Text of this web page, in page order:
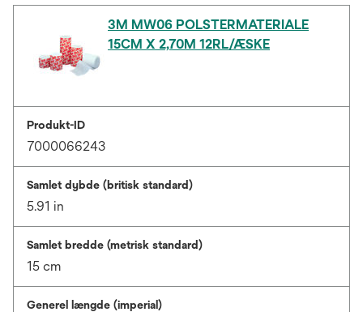
3M MW06 POLSTERMATERIALE
15CM X 2,70M 12RL/ÆSKE
Produkt-ID
7000066243
Samlet dybde (britisk standard)
5.91 in
Samlet bredde (metrisk standard)
15 cm
Generel længde (imperial)